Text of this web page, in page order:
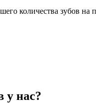
количества зубов
у нас?